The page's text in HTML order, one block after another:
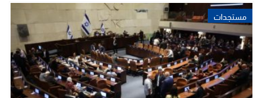
مستجدات